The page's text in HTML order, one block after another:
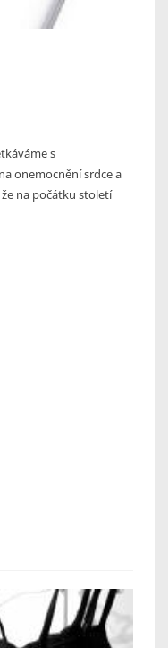
s
onemocnění srdce a
že na počátku století